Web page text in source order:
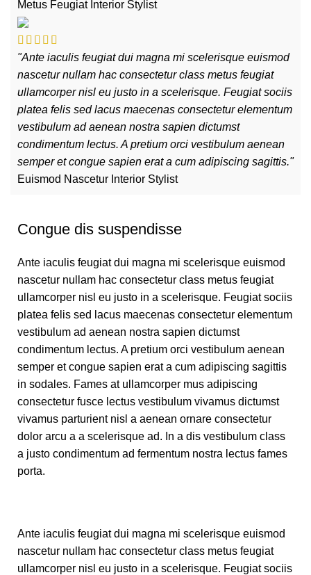
Metus Feugiat Interior Stylist
"Ante iaculis feugiat dui magna mi scelerisque euismod
nascetur nullam hac consectetur class metus feugiat
ullamcorper nisl eu justo in a scelerisque. Feugiat sociis
platea felis sed lacus maecenas consectetur elementum
vestibulum ad aenean nostra sapien dictumst
condimentum lectus. A pretium orci vestibulum aenean
semper et congue sapien erat a cum adipiscing sagittis."
Euismod Nascetur Interior Stylist
Congue dis suspendisse
Ante iaculis feugiat dui magna mi scelerisque euismod
nascetur nullam hac consectetur class metus feugiat
ullamcorper nisl eu justo in a scelerisque. Feugiat sociis
platea felis sed lacus maecenas consectetur elementum
vestibulum ad aenean nostra sapien dictumst
condimentum lectus. A pretium orci vestibulum aenean
semper et congue sapien erat a cum adipiscing sagittis
in sodales. Fames at ullamcorper mus adipiscing
consectetur fusce lectus vestibulum vivamus dictumst
vivamus parturient nisl a aenean ornare consectetur
dolor arcu a a scelerisque ad. In a dis vestibulum class
a justo condimentum ad fermentum nostra lectus fames
porta.
Ante iaculis feugiat dui magna mi scelerisque euismod
nascetur nullam hac consectetur class metus feugiat
ullamcorper nisl eu justo in a scelerisque. Feugiat sociis